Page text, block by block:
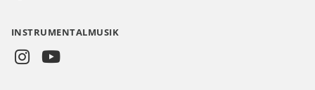
INSTRUMENTALMUSIK